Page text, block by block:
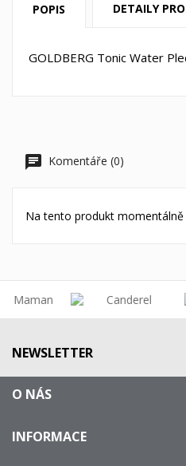
POPIS DETAILY
GOLDBERG Tonic Water
Komentáře (0)
Na tento produkt momentálně
NEWSLETTER
O NÁS
INFORMACE